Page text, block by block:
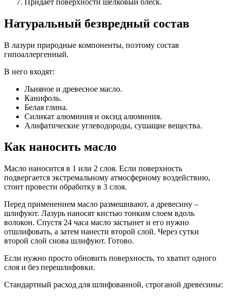
Натуральный безвредный состав
В лазури природные компоненты, поэтому состав
гипоаллергенный.
В него входят:
Льняное и древесное масло.
Канифоль.
Белая глина.
Силикат алюминия и оксид алюминия.
Алифатические углеводороды, сушащие вещества.
Как наносить масло
Масло наносится в 1 или 2 слоя. Если поверхность
подвергается экстремальному атмосферному воздействию,
стоит провести обработку в 3 слоя.
Перед применением масло размешивают, а древесину –
шлифуют. Лазурь наносят кистью тонким слоем вдоль
волокон. Спустя 24 часа масло застынет и его нужно
отшлифовать, а затем нанести второй слой. Через сутки
второй слой снова шлифуют. Готово.
Если нужно просто обновить поверхность, то хватит одного
слоя и без перешлифовки.
Стандартный расход для шлифованной, строганой древесины: